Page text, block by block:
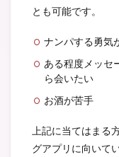
とも可能です。
ナンパする勇気
ある程度メッセ
ら会いたい
お酒が苦手
上記に当てはまる
グアプリに向いて